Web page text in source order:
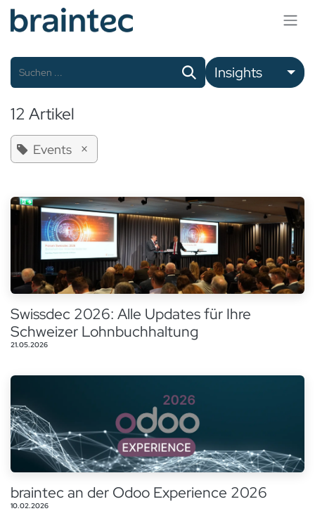
Zum Inhalt springen
Insights
12 Artikel
Events ×
Swissdec 2026: Alle Updates für Ihre
Schweizer Lohnbuchhaltung
21.05.2026
braintec an der Odoo Experience 2026
10.02.2026